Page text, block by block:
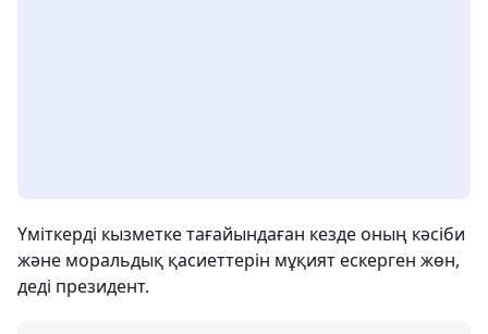
Үміткерді кызметке тағайындаған кезде оның кәсіби
және моральдық қасиеттерін мұқият ескерген жөн,
деді президент.